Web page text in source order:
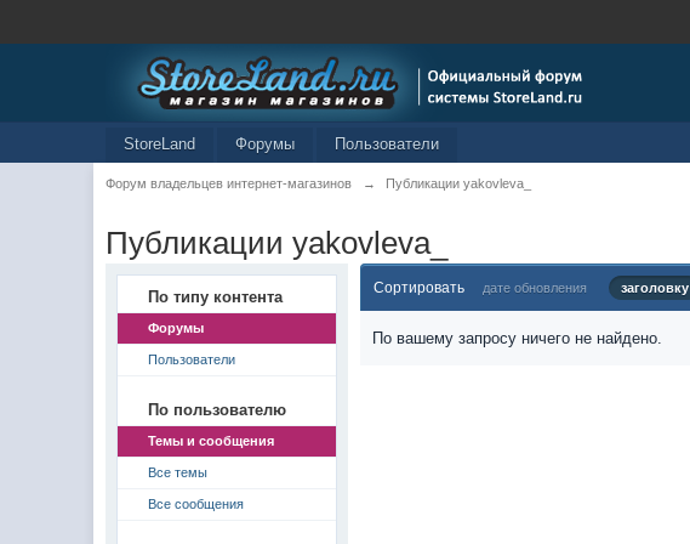
StoreLand Форумы Пользователи
Форум владельцев интернет-магазинов → Публикации yakovleva_
Публикации yakovleva_
По типу контента
Форумы
Пользователи
По пользователю
Темы и сообщения
Все темы
Все сообщения
Сортировать дате обновления заголовку
По вашему запросу ничего не найдено.